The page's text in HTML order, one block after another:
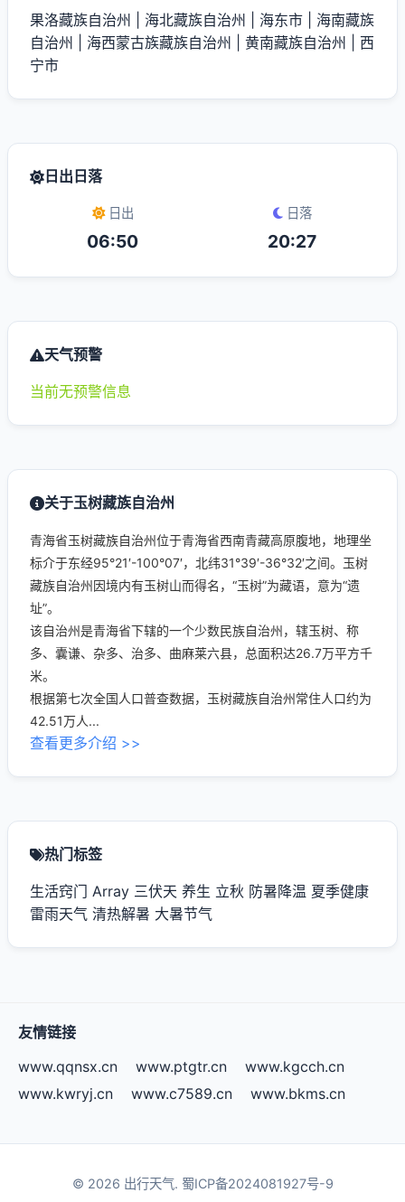
果洛藏族自治州 海北藏族自治州 海东市
海南藏族
自治州
海西蒙古族藏族自治州 黄南藏族自治州
西
宁市
日出日落
日出
06:50
日落
20:27
天气预警
当前无预警信息
关于玉树藏族自治州
青海省玉树藏族自治州位于青海省西南青藏高原腹地，地理坐
标介于东经95°21′-100°07′，北纬31°39′-36°32′之间。玉树
藏族自治州因境内有玉树山而得名，“玉树”为藏语，意为“遗
址”。
该自治州是青海省下辖的一个少数民族自治州，辖玉树、称
多、囊谦、杂多、治多、曲麻莱六县，总面积达26.7万平方千
米。
根据第七次全国人口普查数据，玉树藏族自治州常住人口约为
42.51万人...
查看更多介绍 >>
热门标签
生活窍门 Array 三伏天 养生 立秋 防暑降温 夏季健康
雷雨天气 清热解暑 大暑节气
友情链接
www.qqnsx.cn
www.ptgtr.cn
www.kgcch.cn
www.kwryj.cn
www.c7589.cn www.bkms.cn
© 2026 出行天气. 蜀ICP备2024081927号-9